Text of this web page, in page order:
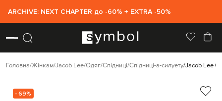
ARCHIVE: NEXT CHAPTER до -60% + EXTRA -50%
Головна Жінкам Jacob Lee Одяг Спідниці Спідниці-а-силуету Jacob Lee
- 69%